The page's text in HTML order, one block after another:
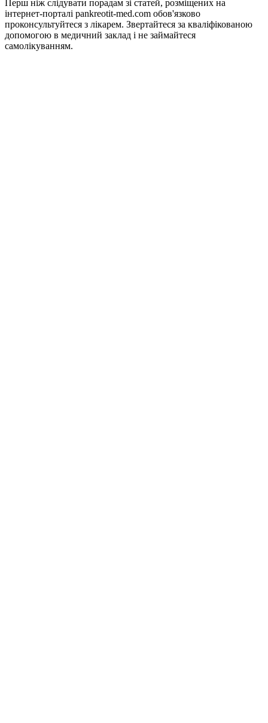
Перш ніж слідувати порадам зі статей, розміщених на
інтернет-порталі pankreotit-med.com обов'язково
проконсультуйтеся з лікарем. Звертайтеся за кваліфікованою
допомогою в медичний заклад і не займайтеся
самолікуванням.